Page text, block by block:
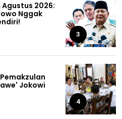
2026:
Nggak
3
Jokowi
4